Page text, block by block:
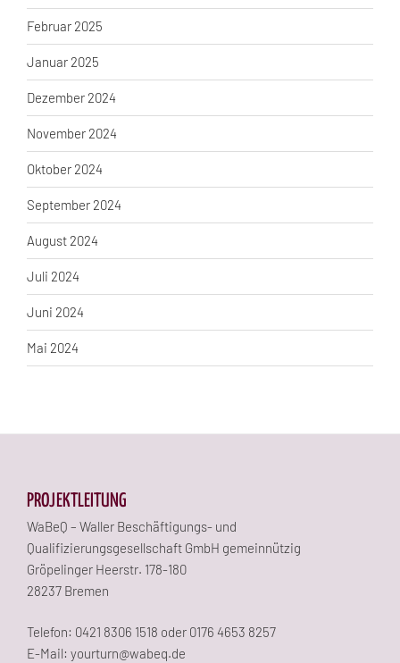
Februar 2025
Januar 2025
Dezember 2024
November 2024
Oktober 2024
September 2024
August 2024
Juli 2024
Juni 2024
Mai 2024
PROJEKTLEITUNG
WaBeQ – Waller Beschäftigungs- und
Qualifizierungsgesellschaft GmbH gemeinnützig
Gröpelinger Heerstr. 178-180
28237 Bremen
Telefon: 0421 8306 1518 oder 0176 4653 8257
E-Mail: yourturn@wabeq.de